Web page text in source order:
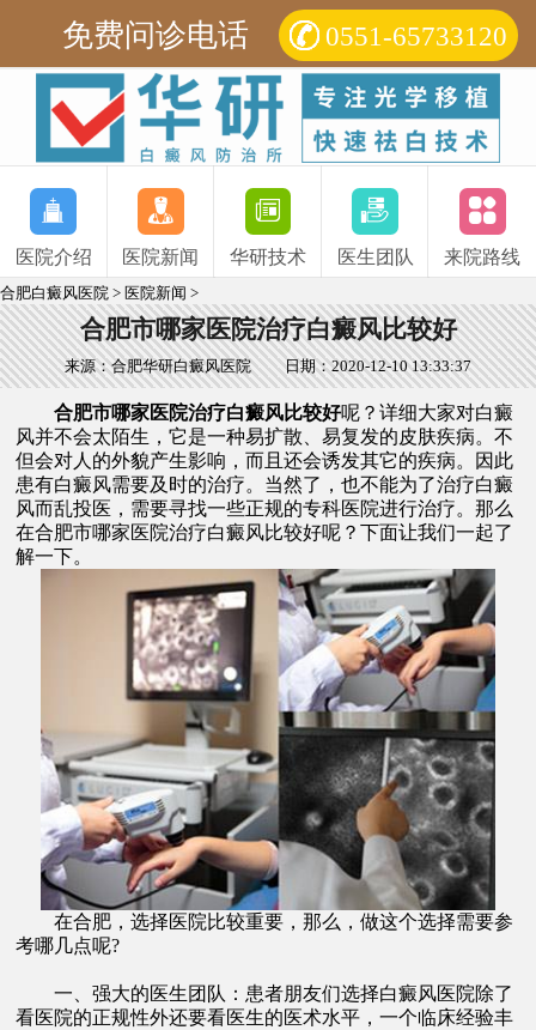
免费问诊电话 0551-65733120
医院介绍 医院新闻 华研技术 医生团队 来院路线
合肥白癜风医院 > 医院新闻 >
合肥市哪家医院治疗白癜风比较好
来源：合肥华研白癜风医院 日期：2020-12-10 13:33:37
合肥市哪家医院治疗白癜风比较好呢？详细大家对白癜
风并不会太陌生，它是一种易扩散、易复发的皮肤疾病。不
但会对人的外貌产生影响，而且还会诱发其它的疾病。因此
患有白癜风需要及时的治疗。当然了，也不能为了治疗白癜
风而乱投医，需要寻找一些正规的专科医院进行治疗。那么
在合肥市哪家医院治疗白癜风比较好呢？下面让我们一起了
解一下。
在合肥，选择医院比较重要，那么，做这个选择需要参
考哪几点呢?
一、强大的医生团队：患者朋友们选择白癜风医院除了
看医院的正规性外还要看医生的医术水平，一个临床经验丰